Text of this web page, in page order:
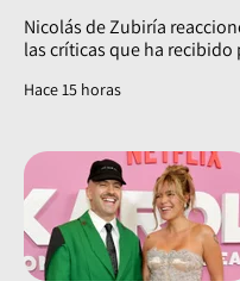
Nicolás de Zubiría
las críticas que ha
Hace 15 horas